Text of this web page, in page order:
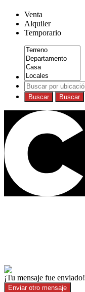
Venta
Alquiler
Temporario
Buscar Buscar
¡Tu mensaje fue enviado!
Enviar otro mensaje